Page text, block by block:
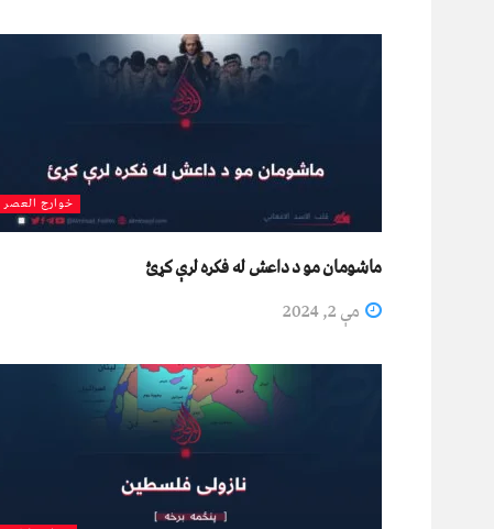
خوارج العصر
ماشومان مو د داعش له فکره لرې کړﺉ
مې 2, 2024